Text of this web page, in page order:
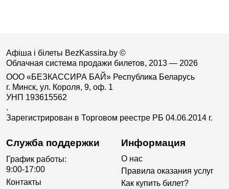
Афіша і білеты BezKassira.by ©
Облачная система продажи билетов, 2013 — 2026
ООО «БЕЗКАССИРА БАЙ» Республика Беларусь
г. Минск, ул. Короля, 9, оф. 1
УНП 193615562
.
Зарегистрирован в Торговом реестре РБ 04.06.2014 г.
Служба поддержки
График работы:
9:00-17:00
Контакты
Информация
О нас
Правила оказания услуг
Как купить билет?